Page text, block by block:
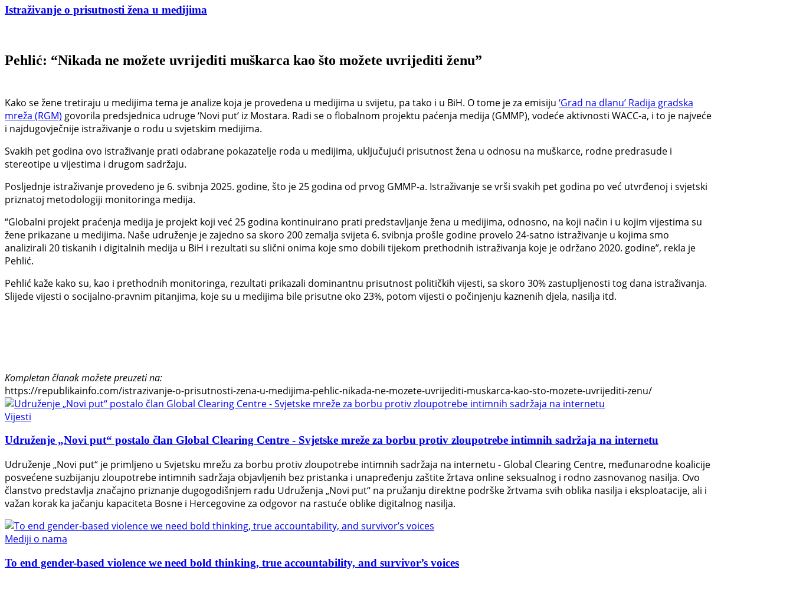
Istraživanje o prisutnosti žena u medijima
Pehlić: “Nikada ne možete uvrijediti muškarca kao što možete uvrijediti ženu”
Kako se žene tretiraju u medijima tema je analize koja je provedena u medijima u svijetu, pa tako i u BiH. O tome je za emisiju ‘Grad na dlanu’ Radija gradska
mreža (RGM) govorila predsjednica udruge ‘Novi put’ iz Mostara. Radi se o flobalnom projektu paćenja medija (GMMP), vodeće aktivnosti WACC-a, i to je najveće
i najdugovječnije istraživanje o rodu u svjetskim medijima.
Svakih pet godina ovo istraživanje prati odabrane pokazatelje roda u medijima, uključujući prisutnost žena u odnosu na muškarce, rodne predrasude i
stereotipe u vijestima i drugom sadržaju.
Posljednje istraživanje provedeno je 6. svibnja 2025. godine, što je 25 godina od prvog GMMP-a. Istraživanje se vrši svakih pet godina po već utvrđenoj i svjetski
priznatoj metodologiji monitoringa medija.
“Globalni projekt praćenja medija je projekt koji već 25 godina kontinuirano prati predstavljanje žena u medijima, odnosno, na koji način i u kojim vijestima su
žene prikazane u medijima. Naše udruženje je zajedno sa skoro 200 zemalja svijeta 6. svibnja prošle godine provelo 24-satno istraživanje u kojima smo
analizirali 20 tiskanih i digitalnih medija u BiH i rezultati su slični onima koje smo dobili tijekom prethodnih istraživanja koje je održano 2020. godine”, rekla je
Pehlić.
Pehlić kaže kako su, kao i prethodnih monitoringa, rezultati prikazali dominantnu prisutnost političkih vijesti, sa skoro 30% zastupljenosti tog dana istraživanja.
Slijede vijesti o socijalno-pravnim pitanjima, koje su u medijima bile prisutne oko 23%, potom vijesti o počinjenju kaznenih djela, nasilja itd.
Kompletan članak možete preuzeti na:
https://republikainfo.com/istrazivanje-o-prisutnosti-zena-u-medijima-pehlic-nikada-ne-mozete-uvrijediti-muskarca-kao-sto-mozete-uvrijediti-zenu/
Vijesti
Udruženje „Novi put“ postalo član Global Clearing Centre - Svjetske mreže za borbu protiv zloupotrebe intimnih sadržaja na internetu
Udruženje „Novi put“ je primljeno u Svjetsku mrežu za borbu protiv zloupotrebe intimnih sadržaja na internetu - Global Clearing Centre, međunarodne koalicije
posvećene suzbijanju zloupotrebe intimnih sadržaja objavljenih bez pristanka i unapređenju zaštite žrtava online seksualnog i rodno zasnovanog nasilja. Ovo
članstvo predstavlja značajno priznanje dugogodišnjem radu Udruženja „Novi put“ na pružanju direktne podrške žrtvama svih oblika nasilja i eksploatacije, ali i
važan korak ka jačanju kapaciteta Bosne i Hercegovine za odgovor na rastuće oblike digitalnog nasilja.
Mediji o nama
To end gender-based violence we need bold thinking, true accountability, and survivor’s voices